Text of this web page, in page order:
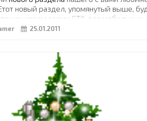
новый раздел, упомянутый выше,
играм серии GTA для мобильных
КПК и прочих портативных
'a. Там же, Вы уже можете скачать
и популярные мибильные GTA,
прототипы. :) + Справа Вы можете
, котрый выводит новые мобильные
в случайном порядке.
25.01.2011